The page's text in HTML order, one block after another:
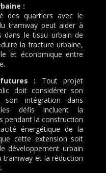
:
des quartiers avec le
tramway peut aider à
dans le tissu urbain de
la fracture urbaine,
et économique entre
: Tout projet
doit considérer son
son intégration dans
les défis incluent la
pendant la construction
énergétique de la
cette extension soit
développement urbain
tramway et la réduction